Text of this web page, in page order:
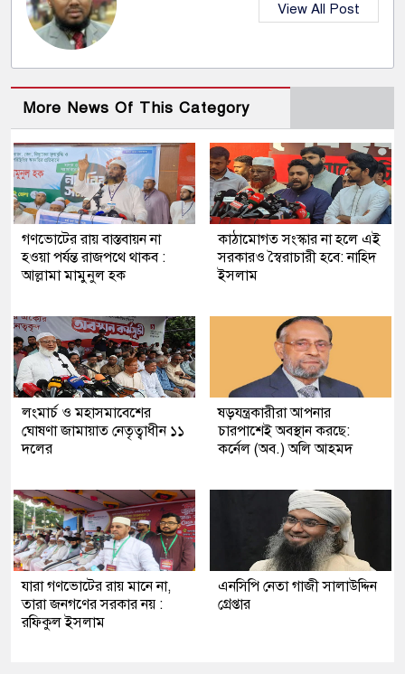
View All Post
More News Of This Category
গণভোটের রায় বাস্তবায়ন না
হওয়া পর্যন্ত রাজপথে থাকব :
আল্লামা মামুনুল হক
কাঠামোগত সংস্কার না হলে এই
সরকারও স্বৈরাচারী হবে: নাহিদ
ইসলাম
লংমার্চ ও মহাসমাবেশের
ঘোষণা জামায়াত নেতৃত্বাধীন ১১
দলের
ষড়যন্ত্রকারীরা আপনার
চারপাশেই অবস্থান করছে:
কর্নেল (অব.) অলি আহমদ
যারা গণভোটের রায় মানে না,
তারা জনগণের সরকার নয় :
রফিকুল ইসলাম
এনসিপি নেতা গাজী সালাউদ্দিন
গ্রেপ্তার